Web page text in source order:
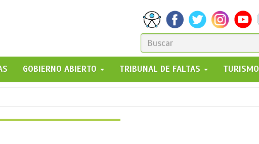
FORMULARIO
DE
BÚSQUEDA
GO!
GOBIERNO ABIERTO TRIBUNAL DE FALTAS TURISMO